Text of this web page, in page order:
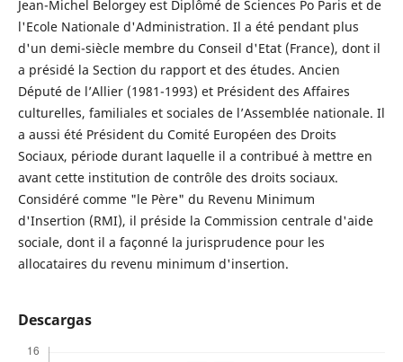
Jean-Michel Belorgey est Diplômé de Sciences Po Paris et de
l'Ecole Nationale d'Administration. Il a été pendant plus
d'un demi-siècle membre du Conseil d'Etat (France), dont il
a présidé la Section du rapport et des études. Ancien
Député de l’Allier (1981-1993) et Président des Affaires
culturelles, familiales et sociales de l’Assemblée nationale. Il
a aussi été Président du Comité Européen des Droits
Sociaux, période durant laquelle il a contribué à mettre en
avant cette institution de contrôle des droits sociaux.
Considéré comme "le Père" du Revenu Minimum
d'Insertion (RMI), il préside la Commission centrale d'aide
sociale, dont il a façonné la jurisprudence pour les
allocataires du revenu minimum d'insertion.
Descargas